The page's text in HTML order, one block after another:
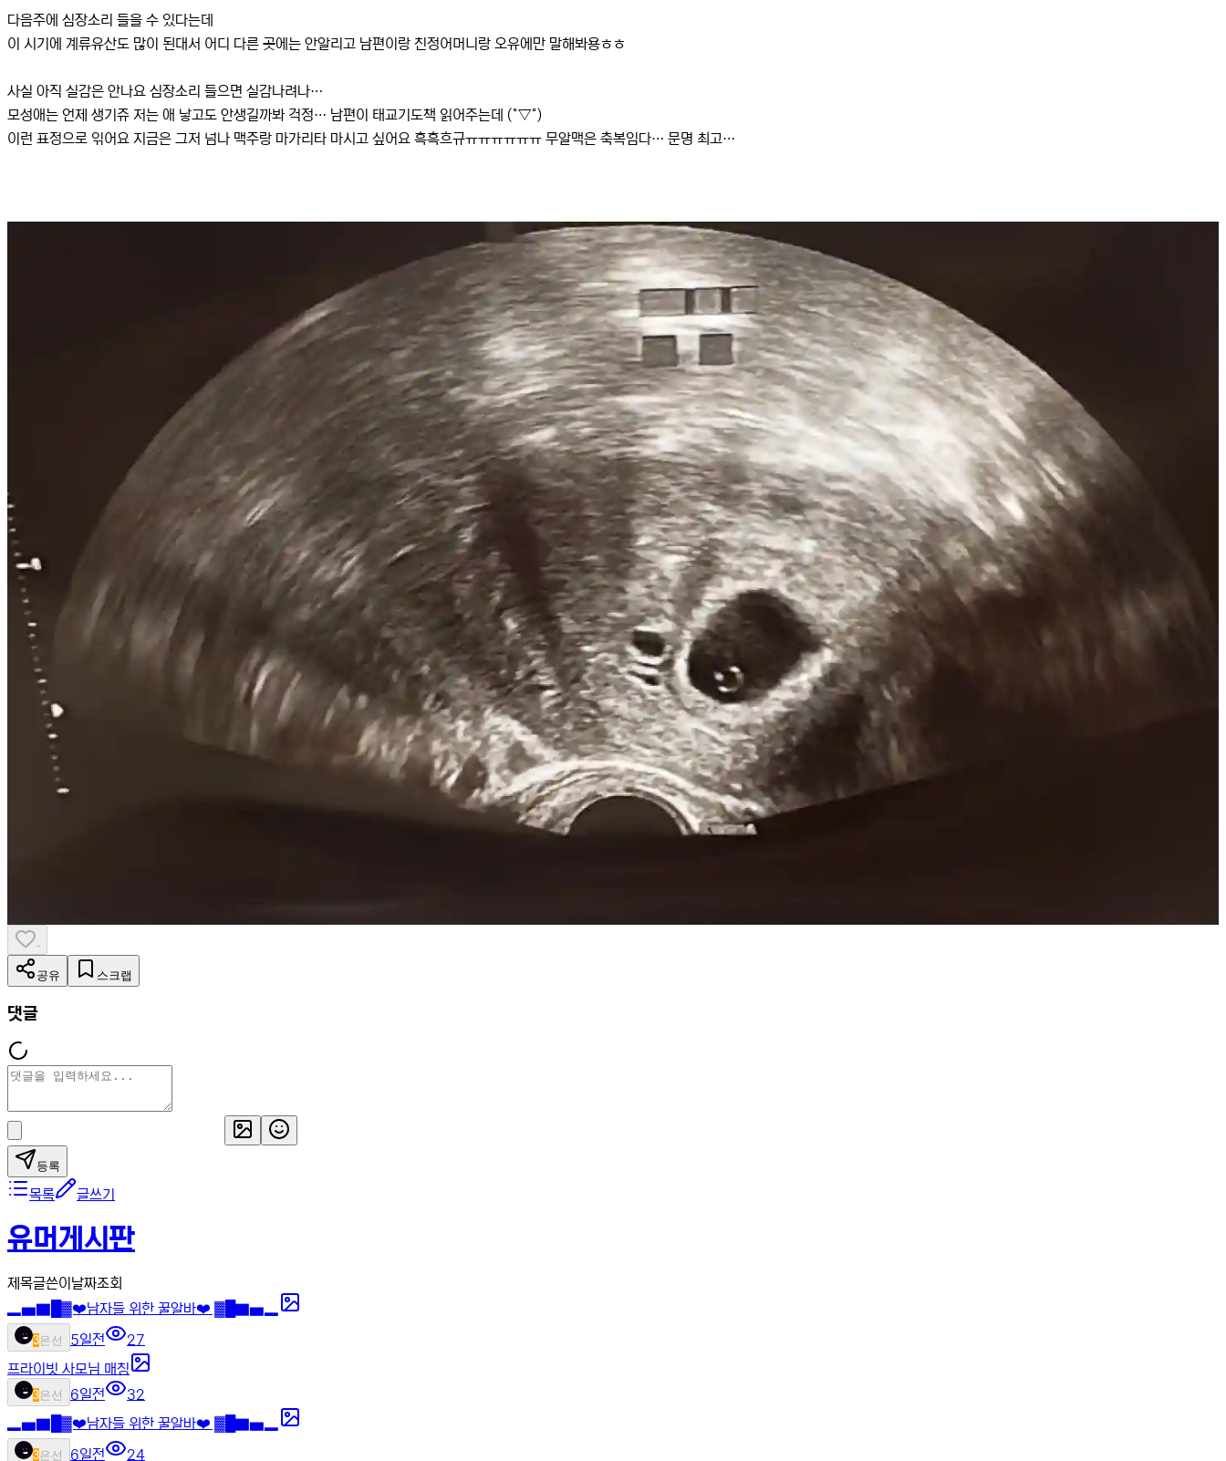
다음주에 심장소리 들을 수 있다는데
이 시기에 계류유산도 많이 된대서 어디 다른 곳에는 안알리고 남편이랑 친정어머니랑 오유에만 말해봐용ㅎㅎ
사실 아직 실감은 안나요 심장소리 들으면 실감나려나…
모성애는 언제 생기쥬 저는 애 낳고도 안생길까봐 걱정… 남편이 태교기도책 읽어주는데 (°▽°)
이런 표정으로 읶어요 지금은 그저 넘나 맥주랑 마가리타 마시고 싶어요 흑흑흐규ㅠㅠㅠㅠㅠㅠ 무알맥은 축복임다… 문명 최고…
-
공유 스크랩
댓글
등록
목록 글쓰기
유머게시판
제목글쓴이 날짜조회
▂▅▇█▓❤️남자들 위한 꿀알바❤️ ▓█▇▅▂
3은선 5일전
27
프라이빗 사모님 매칭
3은선 6일전
32
▂▅▇█▓❤️남자들 위한 꿀알바❤️ ▓█▇▅▂
3은선 6일전 24